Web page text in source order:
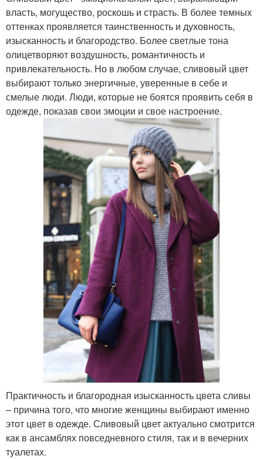
власть, могущество, роскошь и страсть. В более темных
оттенках проявляется таинственность и духовность,
изысканность и благородство. Более светлые тона
олицетворяют воздушность, романтичность и
привлекательность. Но в любом случае, сливовый цвет
выбирают только энергичные, уверенные в себе и
смелые люди. Люди, которые не боятся проявить себя в
одежде, показав свои эмоции и свое настроение.
Практичность и благородная изысканность цвета сливы
– причина того, что многие женщины выбирают именно
этот цвет в одежде. Сливовый цвет актуально смотрится
как в ансамблях повседневного стиля, так и в вечерних
туалетах.